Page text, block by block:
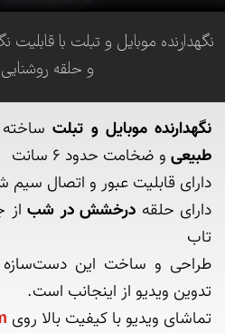
نگهدارنده موبایل و تبلت با قابلیت
و حلقه
نگهدارنده موبایل و تبلت
طبیعی
دارای حلقه درخشش در شب
تماشای ویدیو با کیفیت بالا روی